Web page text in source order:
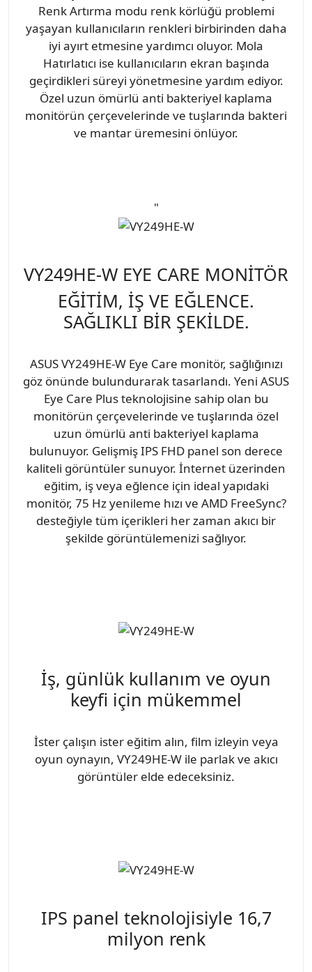
Renk Artırma modu renk körlüğü problemi
yaşayan kullanıcıların renkleri birbirinden daha
iyi ayırt etmesine yardımcı oluyor. Mola
Hatırlatıcı ise kullanıcıların ekran başında
geçirdikleri süreyi yönetmesine yardım ediyor.
Özel uzun ömürlü anti bakteriyel kaplama
monitörün çerçevelerinde ve tuşlarında bakteri
ve mantar üremesini önlüyor.
"
VY249HE-W EYE CARE MONİTÖR
EĞİTİM, İŞ VE EĞLENCE.
SAĞLIKLI BİR ŞEKİLDE.
ASUS VY249HE-W Eye Care monitör, sağlığınızı
göz önünde bulundurarak tasarlandı. Yeni ASUS
Eye Care Plus teknolojisine sahip olan bu
monitörün çerçevelerinde ve tuşlarında özel
uzun ömürlü anti bakteriyel kaplama
bulunuyor. Gelişmiş IPS FHD panel son derece
kaliteli görüntüler sunuyor. İnternet üzerinden
eğitim, iş veya eğlence için ideal yapıdaki
monitör, 75 Hz yenileme hızı ve AMD FreeSync?
desteğiyle tüm içerikleri her zaman akıcı bir
şekilde görüntülemenizi sağlıyor.
İş, günlük kullanım ve oyun
keyfi için mükemmel
İster çalışın ister eğitim alın, film izleyin veya
oyun oynayın, VY249HE-W ile parlak ve akıcı
görüntüler elde edeceksiniz.
IPS panel teknolojisiyle 16,7
milyon renk